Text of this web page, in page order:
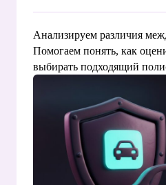
Анализируем различия
Помогаем понять, как
выбирать подходящий